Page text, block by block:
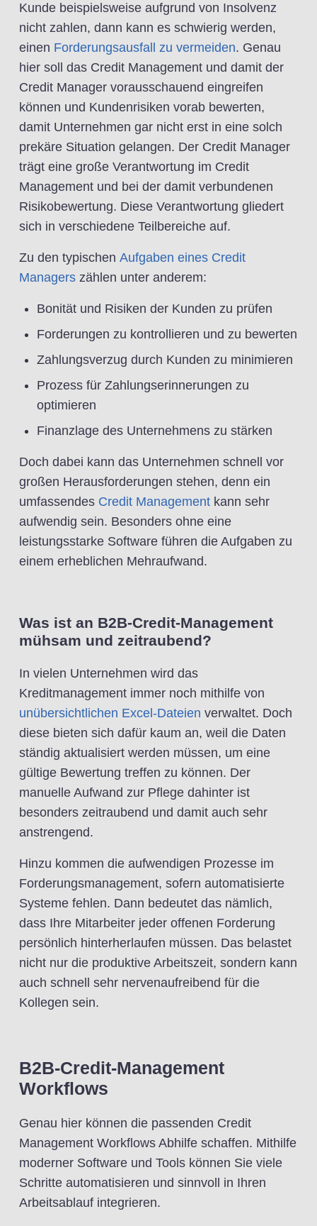
Kunde beispielsweise aufgrund von Insolvenz
nicht zahlen, dann kann es schwierig werden,
einen Forderungsausfall zu vermeiden. Genau
hier soll das Credit Management und damit der
Credit Manager vorausschauend eingreifen
können und Kundenrisiken vorab bewerten,
damit Unternehmen gar nicht erst in eine solch
prekäre Situation gelangen. Der Credit Manager
trägt eine große Verantwortung im Credit
Management und bei der damit verbundenen
Risikobewertung. Diese Verantwortung gliedert
sich in verschiedene Teilbereiche auf.
Zu den typischen Aufgaben eines Credit
Managers zählen unter anderem:
Bonität und Risiken der Kunden zu prüfen
Forderungen zu kontrollieren und zu bewerten
Zahlungsverzug durch Kunden zu minimieren
Prozess für Zahlungserinnerungen zu
optimieren
Finanzlage des Unternehmens zu stärken
Doch dabei kann das Unternehmen schnell vor
großen Herausforderungen stehen, denn ein
umfassendes Credit Management kann sehr
aufwendig sein. Besonders ohne eine
leistungsstarke Software führen die Aufgaben zu
einem erheblichen Mehraufwand.
Was ist an B2B-Credit-Management
mühsam und zeitraubend?
In vielen Unternehmen wird das
Kreditmanagement immer noch mithilfe von
unübersichtlichen Excel-Dateien verwaltet. Doch
diese bieten sich dafür kaum an, weil die Daten
ständig aktualisiert werden müssen, um eine
gültige Bewertung treffen zu können. Der
manuelle Aufwand zur Pflege dahinter ist
besonders zeitraubend und damit auch sehr
anstrengend.
Hinzu kommen die aufwendigen Prozesse im
Forderungsmanagement, sofern automatisierte
Systeme fehlen. Dann bedeutet das nämlich,
dass Ihre Mitarbeiter jeder offenen Forderung
persönlich hinterherlaufen müssen. Das belastet
nicht nur die produktive Arbeitszeit, sondern kann
auch schnell sehr nervenaufreibend für die
Kollegen sein.
B2B-Credit-Management
Workflows
Genau hier können die passenden Credit
Management Workflows Abhilfe schaffen. Mithilfe
moderner Software und Tools können Sie viele
Schritte automatisieren und sinnvoll in Ihren
Arbeitsablauf integrieren.